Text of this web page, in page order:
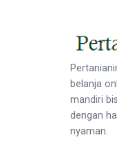
belanja
mandiri
dengan
nyaman.